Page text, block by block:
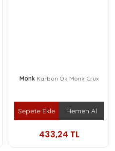
Monk Karbon Ok Monk Crux
Sepete Ekle Hemen Al
433,24 TL